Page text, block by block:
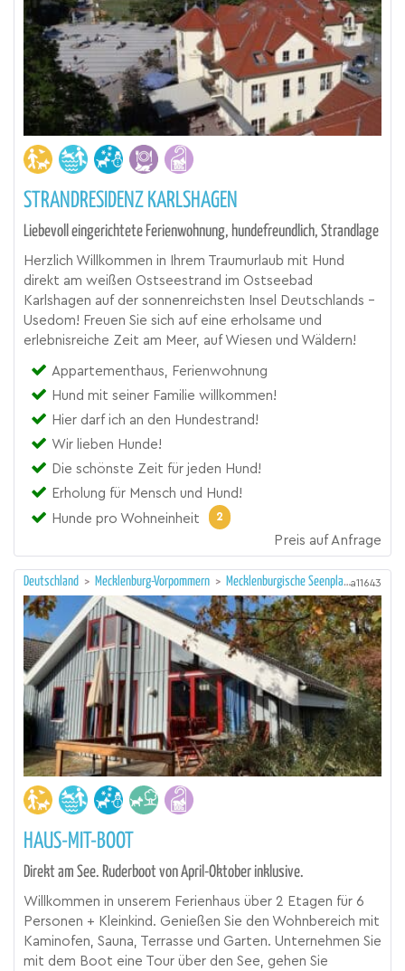
STRANDRESIDENZ KARLSHAGEN
Liebevoll eingerichtete Ferienwohnung, hundefreundlich, Strandlage
Herzlich Willkommen in Ihrem Traumurlaub mit Hund
direkt am weißen Ostseestrand im Ostseebad
Karlshagen auf der sonnenreichsten Insel Deutschlands -
Usedom! Freuen Sie sich auf eine erholsame und
erlebnisreiche Zeit am Meer, auf Wiesen und Wäldern!
Appartementhaus, Ferienwohnung
Hund mit seiner Familie willkommen!
Hier darf ich an den Hundestrand!
Wir lieben Hunde!
Die schönste Zeit für jeden Hund!
Erholung für Mensch und Hund!
Hunde pro Wohneinheit
2
Preis auf Anfrage
Deutschland > Mecklenburg-Vorpommern > Mecklenburgische Seenplatte a11643
HAUS-MIT-BOOT
Direkt am See. Ruderboot von April-Oktober inklusive.
Willkommen in unserem Ferienhaus über 2 Etagen für 6
Personen + Kleinkind. Genießen Sie den Wohnbereich mit
Kaminofen, Sauna, Terrasse und Garten. Unternehmen Sie
mit dem Boot eine Tour über den See, gehen Sie